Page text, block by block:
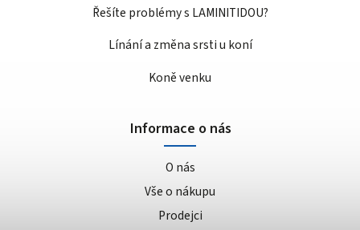
Řešíte problémy s LAMINITIDOU?
Línání a změna srsti u koní
Koně venku
Informace o nás
O nás
Vše o nákupu
Prodejci